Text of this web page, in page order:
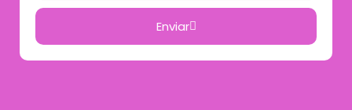
Enviar